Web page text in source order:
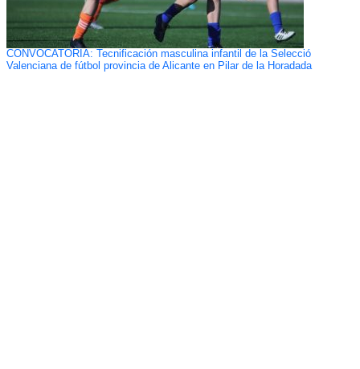
CONVOCATORIA: Tecnificación masculina infantil de la Selecció
Valenciana de fútbol provincia de Alicante en Pilar de la Horadada